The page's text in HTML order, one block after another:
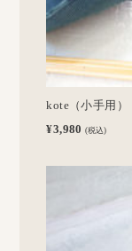
kote（小手用）
¥3,980(税込)